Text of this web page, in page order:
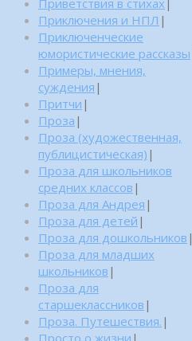
Приветствия в стихах
Приключения и НПЛ |
Приключенческие
юмористические рассказы
Примеры, мнения,
суждения |
Притчи |
Проза |
Проза (художественная,
публицистическая) |
Проза для школьников
средних классов |
Проза для Андрея |
Проза для детей |
Проза для дошкольников |
Проза для младших
школьников |
Проза для
старшеклассников |
Проза. Путешествия. |
Просто о жизни |